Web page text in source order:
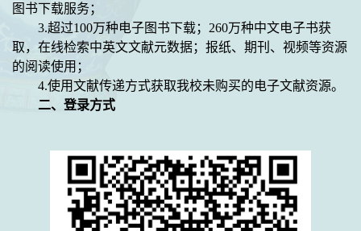
图书下载服务；
3.超过100万种电子图书下载； 260万种中文电子书获
取，在线检索中英文文献元数据；报纸、期刊、视频等资源
的阅读使用；
4.使用文献传递方式获取我校未购买的电子文献资源。
二、 登录方式